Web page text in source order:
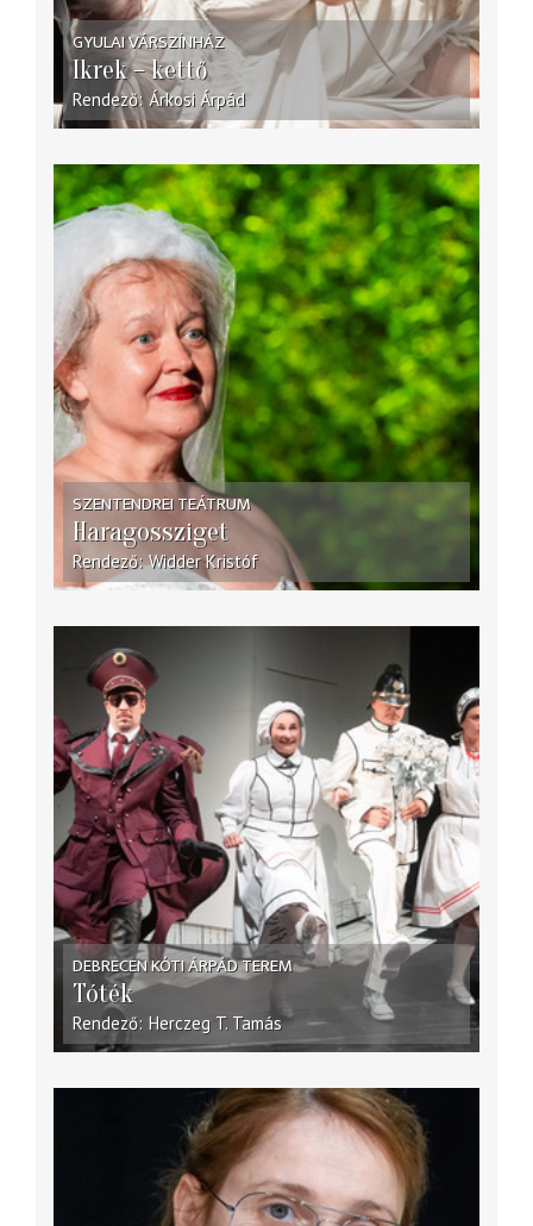
GYULAI VÁRSZÍNHÁZ
Ikrek – kettő
Rendező Árkosi Árpád
SZENTENDREI TEÁTRUM
Haragossziget
Rendező Widder Kristóf
DEBRECEN KÓTI ÁRPÁD TEREM
Tóték
Rendező Herczeg T. Tamás